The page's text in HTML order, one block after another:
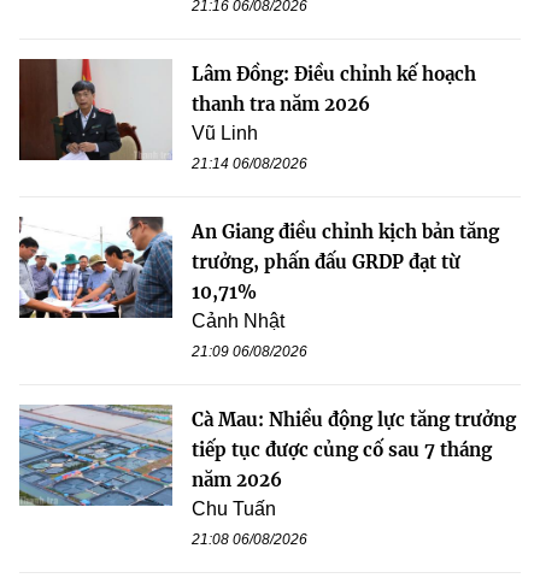
21:16 06/08/2026
Lâm Đồng: Điều chỉnh kế hoạch
thanh tra năm 2026
Vũ Linh
21:14 06/08/2026
An Giang điều chỉnh kịch bản tăng
trưởng, phấn đấu GRDP đạt từ
10,71%
Cảnh Nhật
21:09 06/08/2026
Cà Mau: Nhiều động lực tăng trưởng
tiếp tục được củng cố sau 7 tháng
năm 2026
Chu Tuấn
21:08 06/08/2026